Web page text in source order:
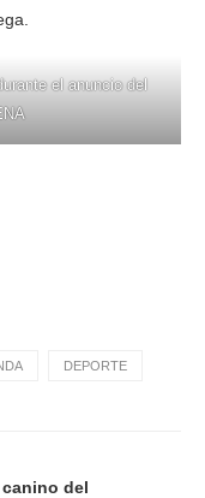
el anuncio del
DEPORTE
del